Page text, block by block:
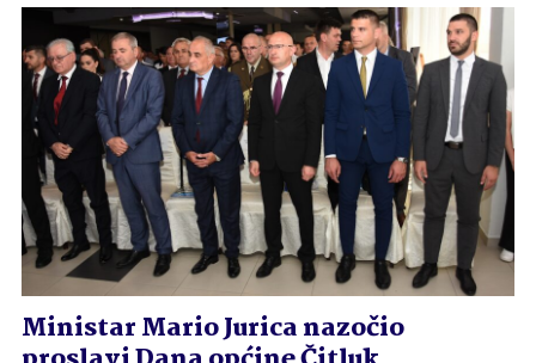
Ministar Mario Jurica nazočio